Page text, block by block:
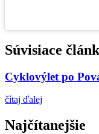
Súvisiace
Cyklovýlet po
čítaj ďalej
Najčítanejšie